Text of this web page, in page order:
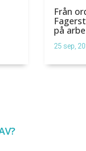
Från
på
25 sep,